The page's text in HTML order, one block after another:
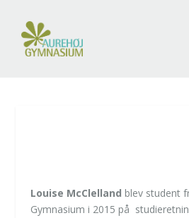
Louise McClelland blev student
Gymnasium i 2015 på